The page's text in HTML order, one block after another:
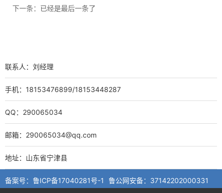
下一条：已经是最后一条了
联系人：刘经理
手机：18153476899/18153448287
QQ：290065034
邮箱：290065034@qq.com
地址：山东省宁津县
备案号： 鲁ICP备17040281号-1 鲁公网安备： 37142202000331